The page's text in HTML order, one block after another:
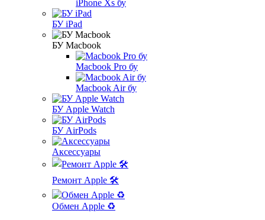
iPhone Xs бу
БУ iPad
БУ Macbook
Macbook Pro бу
Macbook Air бу
БУ Apple Watch
БУ AirPods
Аксессуары
Ремонт Apple 🛠
Обмен Apple ♻️